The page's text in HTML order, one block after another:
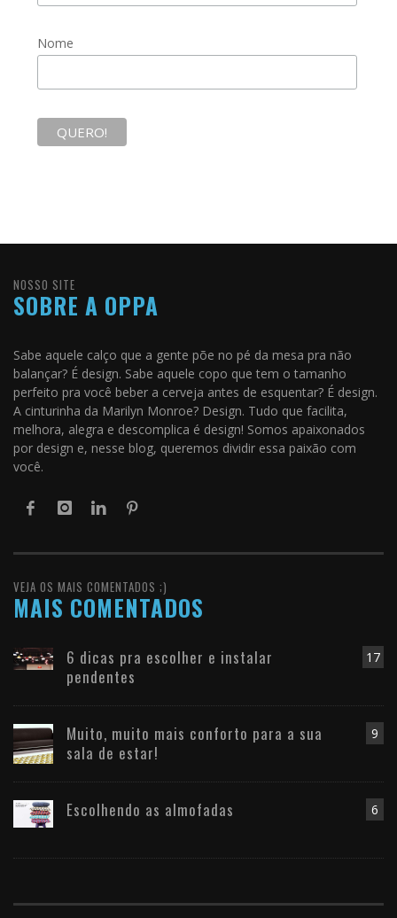
Nome
NOSSO SITE
SOBRE A OPPA
Sabe aquele calço que a gente põe no pé da mesa pra não
balançar? É design. Sabe aquele copo que tem o tamanho
perfeito pra você beber a cerveja antes de esquentar? É design.
A cinturinha da Marilyn Monroe? Design. Tudo que facilita,
melhora, alegra e descomplica é design! Somos apaixonados
por design e, nesse blog, queremos dividir essa paixão com
você.
VEJA OS MAIS COMENTADOS ;)
MAIS COMENTADOS
17
6 dicas pra escolher e instalar
pendentes
9
Muito, muito mais conforto para a sua
sala de estar!
6
Escolhendo as almofadas